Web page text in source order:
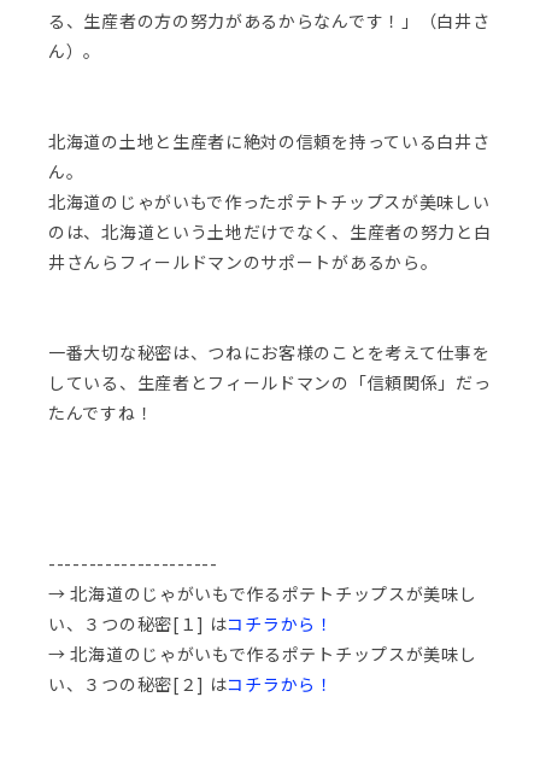
る、生産者の方の努力があるからなんです！」（白井さ
ん）。
北海道の土地と生産者に絶対の信頼を持っている白井さ
ん。
北海道のじゃがいもで作ったポテトチップスが美味しい
のは、北海道という土地だけでなく、生産者の努力と白
井さんらフィールドマンのサポートがあるから。
一番大切な秘密は、つねにお客様のことを考えて仕事を
している、生産者とフィールドマンの「信頼関係」だっ
たんですね！
---------------------
→ 北海道のじゃがいもで作るポテトチップスが美味し
い、３つの秘密[１] はコチラから！
→ 北海道のじゃがいもで作るポテトチップスが美味し
い、３つの秘密[２] はコチラから！